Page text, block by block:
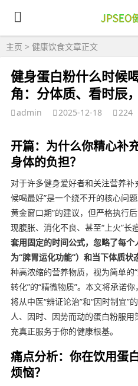
主页 > 健康饮食文章正文
健身蛋白粉什么时候
角：分体质、看时辰
admin 2025-12-18 224
开篇：为什么你精心补
身体的负担？
对于许多健身爱好者和关注营养
候喝最好”是一个绕不开的核心问
黄金窗口期”的建议，但严格执行
现腹胀、消化不良、甚至“上火”长
套用固定的时间公式，忽略了每
为“脾胃运化功能”）和当下体质状
种高浓缩的营养物质，视为简单的
转化”的“精微物质”。本文将承诺
将从中医“辨证论治”和“因时制宜”
人、因时、因势而动的蛋白粉服
充真正服务于你的健康根基。
痛点分析：你在饮用蛋
烦恼？